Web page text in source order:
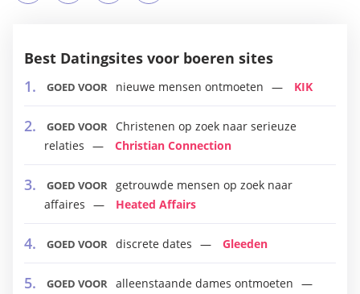
Best Datingsites voor boeren sites
GOED VOOR nieuwe mensen ontmoeten KIK
GOED VOOR
Christenen op zoek naar serieuze
relaties
Christian Connection
GOED VOOR getrouwde mensen op zoek naar
affaires
Heated Affairs
GOED VOOR discrete dates Gleeden
GOED VOOR alleenstaande dames ontmoeten